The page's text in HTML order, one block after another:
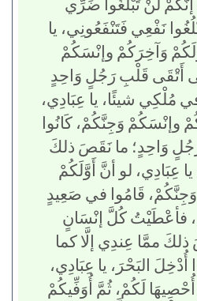
نَفْعِي فَتَنْفَعُونِي، يا
وَآخِرَكُمْ وإنْسَكُمْ
أَتْقَى قَلْبِ رَجُلٍ وَاحِدٍ
مُلْكِي شيئًا، يا عِبَادِي،
وإنْسَكُمْ وَجِنَّكُمْ، كَانُوا
وَاحِدٍ؛ ما نَقَصَ ذلكَ
عِبَادِي، لو أنَّ أَوَّلَكُمْ
قَامُوا في صَعِيدٍ
فأعْطَيْتُ كُلَّ إنْسَانٍ
ممَّا عِندِي إلَّا كما
البَحْرَ، يا عِبَادِي،
لَكُمْ، ثُمَّ أُوَفِّيكُمْ